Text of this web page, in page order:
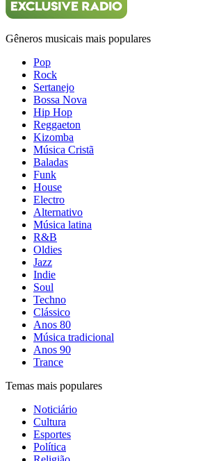
Gêneros musicais mais populares
Pop
Rock
Sertanejo
Bossa Nova
Hip Hop
Reggaeton
Kizomba
Música Cristã
Baladas
Funk
House
Electro
Alternativo
Música latina
R&B
Oldies
Jazz
Indie
Soul
Techno
Clássico
Anos 80
Música tradicional
Anos 90
Trance
Temas mais populares
Noticiário
Cultura
Esportes
Política